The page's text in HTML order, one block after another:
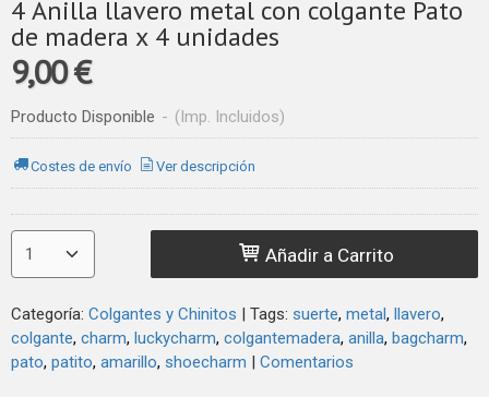
4 Anilla llavero metal con colgante Pato
de madera x 4 unidades
9,00 €
Producto Disponible - (Imp. Incluidos)
Costes de envío Ver descripción
Añadir a Carrito
Categoría: Colgantes y Chinitos | Tags: suerte metal llavero
colgante charm luckycharm colgantemadera anilla bagcharm
pato patito amarillo shoecharm | Comentarios